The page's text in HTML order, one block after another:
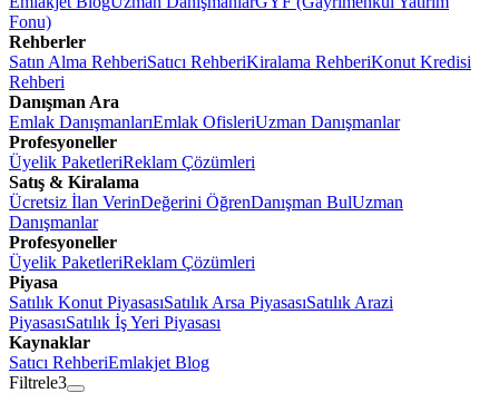
Fonu)
Rehberler
Satın Alma RehberiSatıcı RehberiKiralama RehberiKonut Kredisi
Rehberi
Danışman Ara
Emlak DanışmanlarıEmlak OfisleriUzman Danışmanlar
Profesyoneller
Üyelik PaketleriReklam Çözümleri
Satış & Kiralama
Ücretsiz İlan VerinDeğerini ÖğrenDanışman BulUzman
Danışmanlar
Profesyoneller
Üyelik PaketleriReklam Çözümleri
Piyasa
Satılık Konut PiyasasıSatılık Arsa PiyasasıSatılık Arazi
PiyasasıSatılık İş Yeri Piyasası
Kaynaklar
Satıcı RehberiEmlakjet Blog
Filtrele3